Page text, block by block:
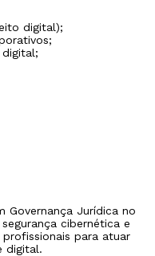
digital);
Governança Jurídica no
cibernética e
para atuar
digital.